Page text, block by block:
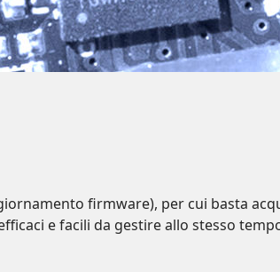
firmware), per cui basta
e facili da gestire allo stesso